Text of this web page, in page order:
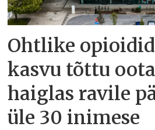
Ohtlike
kasvu tõttu
haiglas ravile
üle 30 inimese